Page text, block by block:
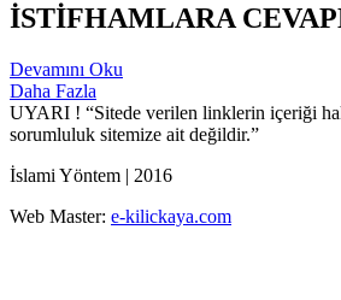
İSTİFHAMLARA
Devamını Oku
Daha Fazla
UYARI ! “Sitede verilen linklerin içeriği
sorumluluk sitemize ait değildir.”
İslami Yöntem | 2016
Web Master: e-kilickaya.com